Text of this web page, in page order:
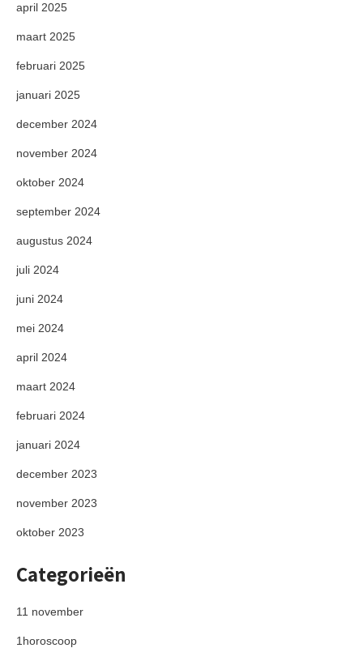
april 2025
maart 2025
februari 2025
januari 2025
december 2024
november 2024
oktober 2024
september 2024
augustus 2024
juli 2024
juni 2024
mei 2024
april 2024
maart 2024
februari 2024
januari 2024
december 2023
november 2023
oktober 2023
Categorieën
11 november
1horoscoop